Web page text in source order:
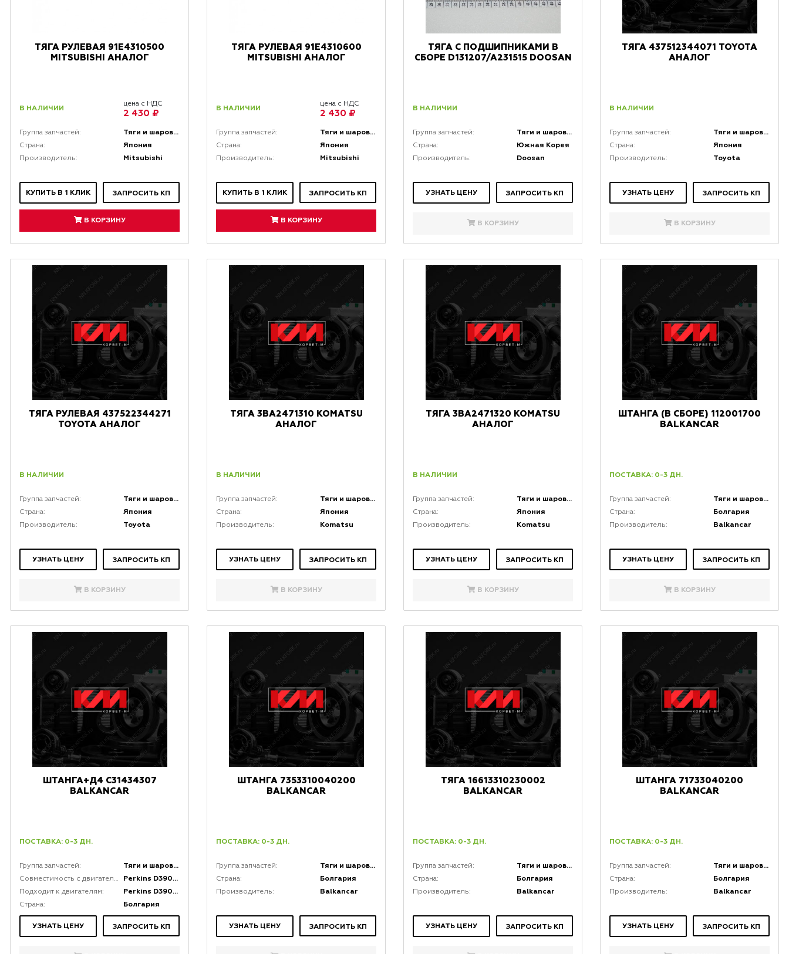
ТЯГА РУЛЕВАЯ 91E4310500
MITSUBISHI АНАЛОГ
В НАЛИЧИИ
цена с НДС
2 430 ₽
Группа запчастей: Тяги и шаровые соединения
Страна: Япония
Производитель: Mitsubishi
КУПИТЬ В 1 КЛИК ЗАПРОСИТЬ КП
В КОРЗИНУ
ТЯГА РУЛЕВАЯ 91E4310600
MITSUBISHI АНАЛОГ
В НАЛИЧИИ
цена с НДС
2 430 ₽
Группа запчастей: Тяги и шаровые соединения
Страна: Япония
Производитель: Mitsubishi
КУПИТЬ В 1 КЛИК ЗАПРОСИТЬ КП
В КОРЗИНУ
ТЯГА С ПОДШИПНИКАМИ В
СБОРЕ D131207/A231515 DOOSAN
В НАЛИЧИИ
Группа запчастей: Тяги и шаровые соединения
Страна: Южная Корея
Производитель: Doosan
УЗНАТЬ ЦЕНУ ЗАПРОСИТЬ КП
В КОРЗИНУ
ТЯГА 437512344071 TOYOTA
АНАЛОГ
В НАЛИЧИИ
Группа запчастей: Тяги и шаровые соединения
Страна: Япония
Производитель: Toyota
УЗНАТЬ ЦЕНУ ЗАПРОСИТЬ КП
В КОРЗИНУ
ТЯГА РУЛЕВАЯ 437522344271
TOYOTA АНАЛОГ
В НАЛИЧИИ
Группа запчастей: Тяги и шаровые соединения
Страна: Япония
Производитель: Toyota
УЗНАТЬ ЦЕНУ ЗАПРОСИТЬ КП
В КОРЗИНУ
ТЯГА 3BA2471310 KOMATSU
АНАЛОГ
В НАЛИЧИИ
Группа запчастей: Тяги и шаровые соединения
Страна: Япония
Производитель: Komatsu
УЗНАТЬ ЦЕНУ ЗАПРОСИТЬ КП
В КОРЗИНУ
ТЯГА 3BA2471320 KOMATSU
АНАЛОГ
В НАЛИЧИИ
Группа запчастей: Тяги и шаровые соединения
Страна: Япония
Производитель: Komatsu
УЗНАТЬ ЦЕНУ ЗАПРОСИТЬ КП
В КОРЗИНУ
ШТАНГА (В СБОРЕ) 112001700
BALKANCAR
ПОСТАВКА: 0-3 ДН.
Группа запчастей: Тяги и шаровые соединения
Страна: Болгария
Производитель: Balkancar
УЗНАТЬ ЦЕНУ ЗАПРОСИТЬ КП
В КОРЗИНУ
ШТАНГА+Д4 С31434307
BALKANCAR
ПОСТАВКА: 0-3 ДН.
Группа запчастей: Тяги и шаровые соединения
Совместимость с двигателями: Perkins D3900, Балканкар Д3900
Подходит к двигателям: Perkins D3900, Балканкар Д3900
Страна: Болгария
УЗНАТЬ ЦЕНУ ЗАПРОСИТЬ КП
ШТАНГА 7353310040200
BALKANCAR
ПОСТАВКА: 0-3 ДН.
Группа запчастей: Тяги и шаровые соединения
Страна: Болгария
Производитель: Balkancar
УЗНАТЬ ЦЕНУ ЗАПРОСИТЬ КП
ТЯГА 16613310230002
BALKANCAR
ПОСТАВКА: 0-3 ДН.
Группа запчастей: Тяги и шаровые соединения
Страна: Болгария
Производитель: Balkancar
УЗНАТЬ ЦЕНУ ЗАПРОСИТЬ КП
ШТАНГА 71733040200
BALKANCAR
ПОСТАВКА: 0-3 ДН.
Группа запчастей: Тяги и шаровые соединения
Страна: Болгария
Производитель: Balkancar
УЗНАТЬ ЦЕНУ ЗАПРОСИТЬ КП